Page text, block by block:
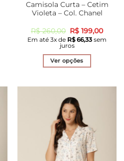
Camisola Curta – Cetim
Violeta – Col. Chanel
R$260,00 O
preço
original
era:
R$ 260,00.
R$ 199,00O
preço
atual
Em até 3x de R$66,33 sem
juros
Ver opções
várias
variantes.
As
opções
podem
ser